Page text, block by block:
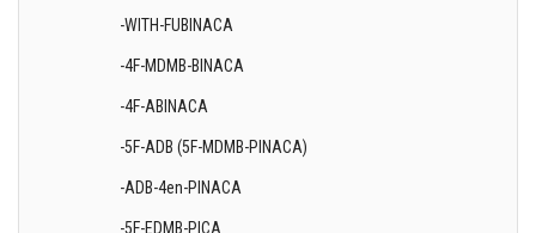
-WITH-FUBINACA
-4F-MDMB-BINACA
-4F-ABINACA
-5F-ADB (5F-MDMB-PINACA)
-ADB-4en-PINACA
-5F-EDMB-PICA